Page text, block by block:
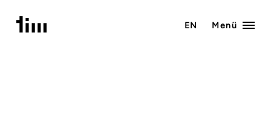
Inhalt
springen
EN Menü